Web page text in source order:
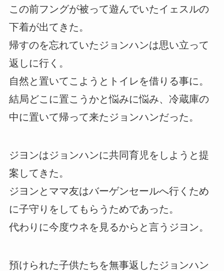
この前フングが被って遊んでいたイェスルの
下着が出てきた。
帰すのを忘れていたジョンハンは思い立って
返しに行く。
自然と置いてこようとトイレを借りる事に。
結局どこに置こうかと悩みに悩み、冷蔵庫の
中に置いて帰って来たジョンハンだった。
ジヨンはジョンハンに共同育児をしようと提
案してきた。
ジヨンとママ友はバーゲンセールへ行くため
に子守りをしてもらうためであった。
代わりに今度ウネを見るからと言うジヨン。
預けられた子供たちを無事返したジョンハン